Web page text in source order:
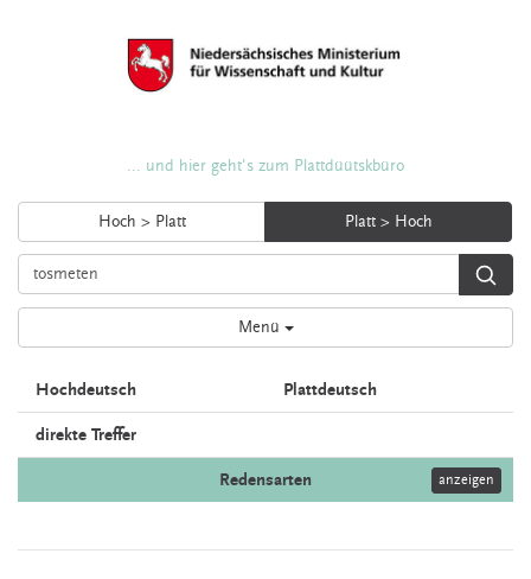
... und hier geht's zum Plattdüütskbüro
Hoch > Platt Platt > Hoch
Menü
Hochdeutsch Plattdeutsch
direkte Treffer
Redensarten anzeigen